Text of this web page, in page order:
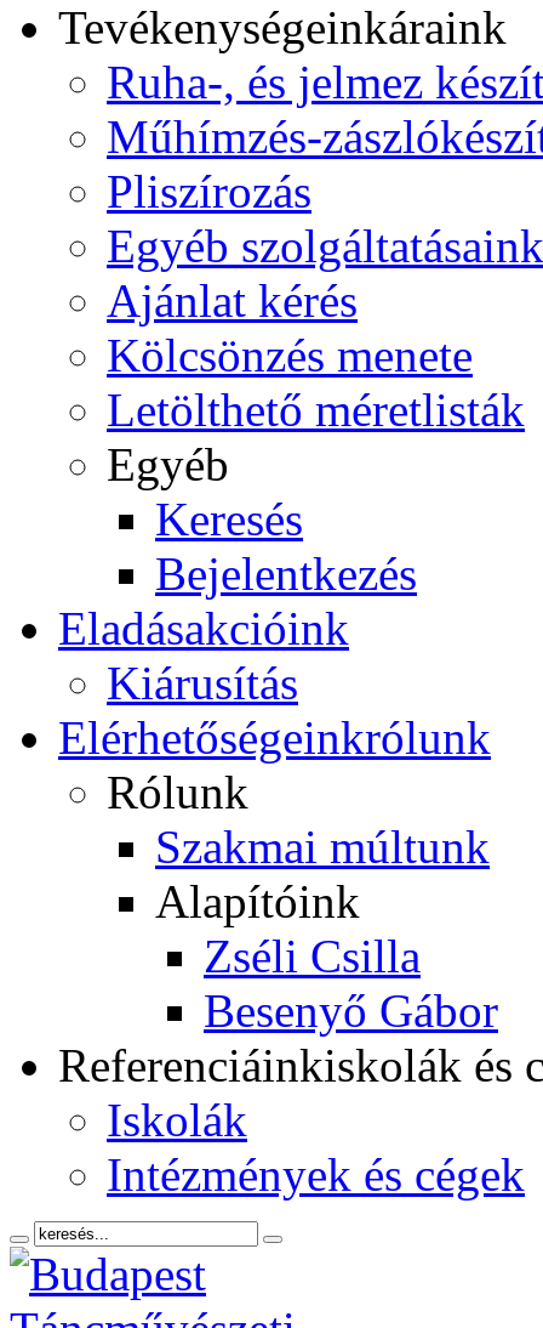
Tevékenységeinkáraink
Ruha-, és jelmez
Műhímzés-
Pliszírozás
Egyéb szolgáltatásaink
Ajánlat kérés
Kölcsönzés menete
Letölthető méretlisták
Egyéb
Keresés
Bejelentkezés
Eladásakcióink
Kiárusítás
Elérhetőségeinkrólunk
Rólunk
Szakmai múltunk
Alapítóink
Zséli Csilla
Besenyő Gábor
Referenciáinkiskolák és
Iskolák
Intézmények és cégek